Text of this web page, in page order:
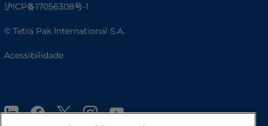
沪ICP备17056308号-1
© Tetra Pak International S.A.
Acessibilidade